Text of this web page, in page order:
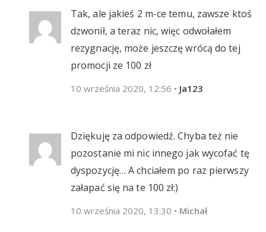
Tak, ale jakieś 2 m-ce temu, zawsze ktoś
dzwonił, a teraz nic, więc odwołałem
rezygnację, może jeszczę wrócą do tej
promocji ze 100 zł
10 września 2020, 12:56 • Ja123
Dziękuję za odpowiedź. Chyba też nie
pozostanie mi nic innego jak wycofać tę
dyspozycję… A chciałem po raz pierwszy
załapać się na te 100 zł:)
10 września 2020, 13:30 • Michał